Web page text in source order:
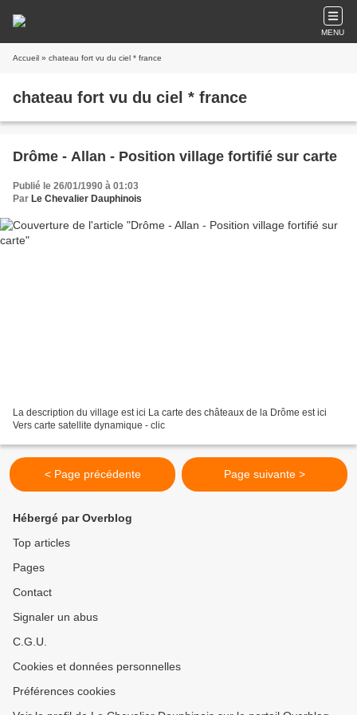
MENU
Accueil » chateau fort vu du ciel * france
chateau fort vu du ciel * france
Drôme - Allan - Position village fortifié sur carte
Publié le 26/01/1990 à 01:03
Par Le Chevalier Dauphinois
La description du village est ici La carte des châteaux de la Drôme est ici
Vers carte satellite dynamique - clic
< Page précédente Page suivante >
Hébergé par Overblog
Top articles
Pages
Contact
Signaler un abus
C.G.U.
Cookies et données personnelles
Préférences cookies